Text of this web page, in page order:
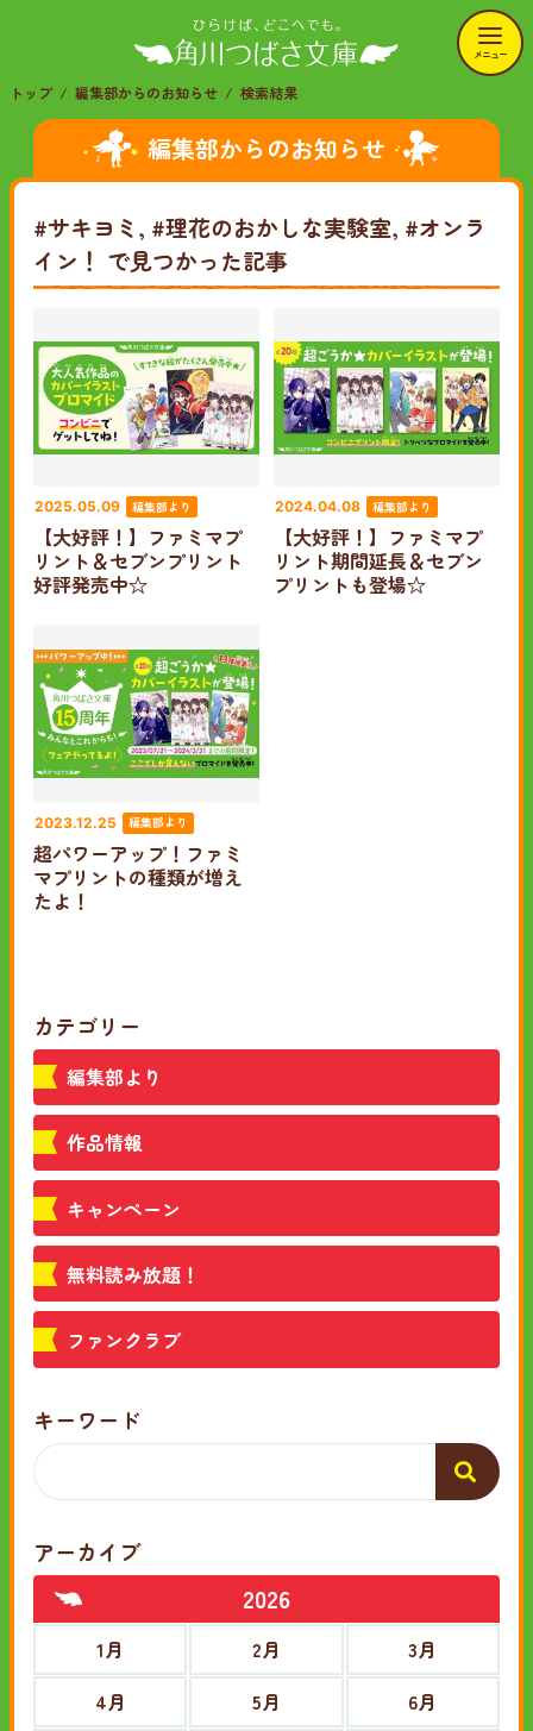
メニュー
トップ 編集部からのお知らせ 検索結果
編集部からのお知らせ
#サキヨミ, #理花のおかしな実験室, #オンラ
イン！ で見つかった記事
2025.05.09 編集部より
【大好評！】ファミマプ
リント＆セブンプリント
好評発売中☆
2024.04.08 編集部より
【大好評！】ファミマプ
リント期間延長＆セブン
プリントも登場☆
2023.12.25 編集部より
超パワーアップ！ファミ
マプリントの種類が増え
たよ！
カテゴリー
編集部より
作品情報
キャンペーン
無料読み放題！
ファンクラブ
キーワード
アーカイブ
2026
1月 2月
3月
4月
5月
6月